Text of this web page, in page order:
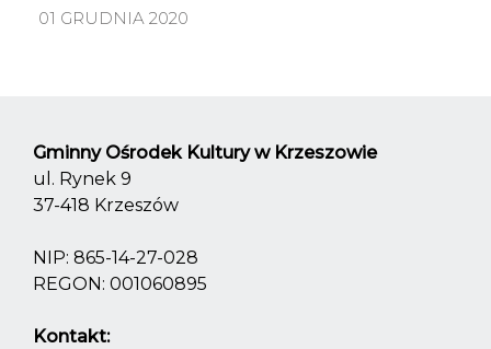
01 GRUDNIA 2020
Gminny Ośrodek Kultury w Krzeszowie
ul. Rynek 9
37-418 Krzeszów
NIP: 865-14-27-028
REGON: 001060895
Kontakt: